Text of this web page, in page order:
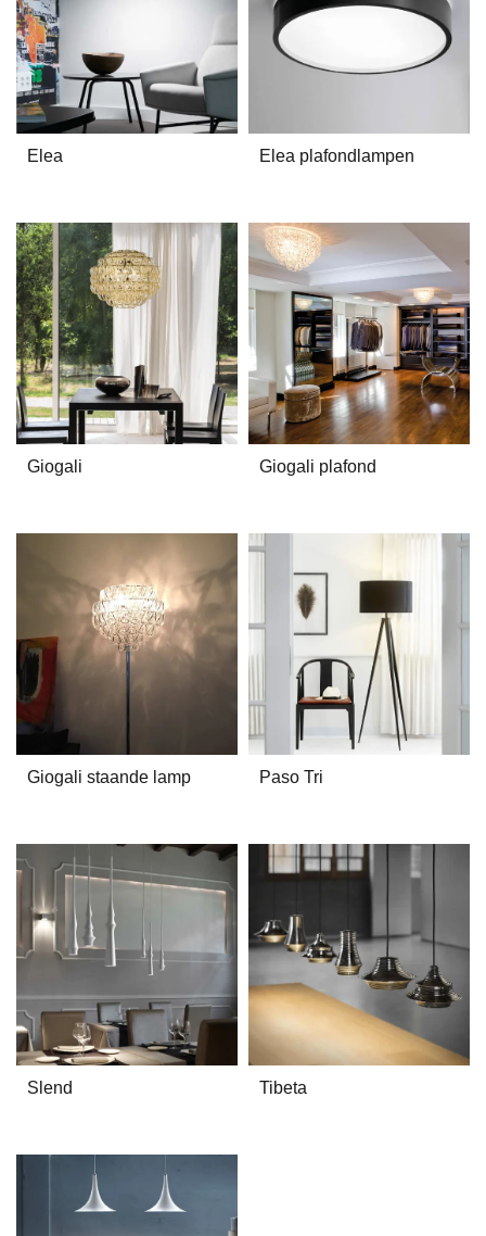
Elea Elea plafondlampen
Giogali Giogali plafond
Giogali staande lamp Paso Tri
Slend Tibeta